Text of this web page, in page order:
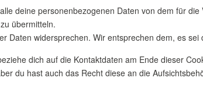
deine personenbezogenen Daten von dem für
übermitteln.
Daten widersprechen. Wir entsprechen dem, es
dich auf die Kontaktdaten am Ende dieser
du hast auch das Recht diese an die